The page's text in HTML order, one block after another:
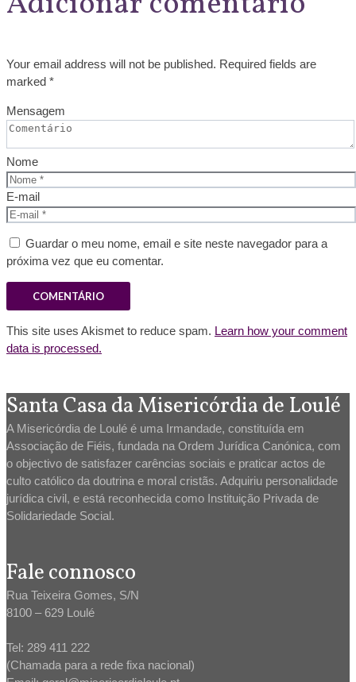
Your email address will not be published. Required fields are
marked *
Mensagem
Nome
E-mail
Guardar o meu nome, email e site neste navegador para a
próxima vez que eu comentar.
This site uses Akismet to reduce spam. Learn how your comment
data is processed.
Santa Casa da Misericórdia de Loulé
A Misericórdia de Loulé é uma Irmandade, constituída em
Associação de Fiéis, fundada na Ordem Jurídica Canónica, com
o objectivo de satisfazer carências sociais e praticar actos de
culto católico da doutrina e moral cristãs. Adquiriu personalidade
jurídica civil, e está reconhecida como Instituição Privada de
Solidariedade Social.
Fale connosco
Rua Teixeira Gomes, S/N
8100 – 629 Loulé
Tel: 289 411 222
(Chamada para a rede fixa nacional)